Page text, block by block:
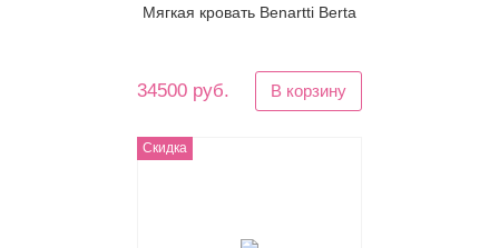
Мягкая кровать Benartti Berta
34500 руб. В корзину
Скидка